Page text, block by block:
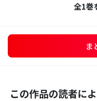
全1巻
ま
この作品の読者に